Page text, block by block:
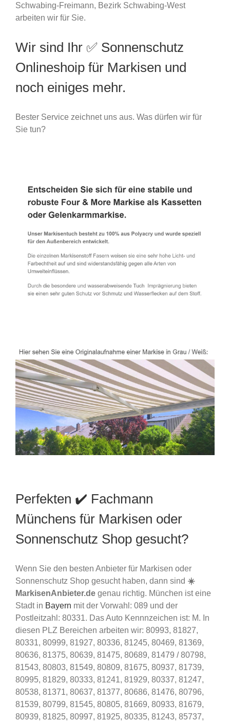
Schwabing-Freimann, Bezirk Schwabing-West
arbeiten wir für Sie.
Wir sind Ihr ✅ Sonnenschutz
Onlineshoip für Markisen und
noch einiges mehr.
Bester Service zeichnet uns aus. Was dürfen wir für
Sie tun?
Perfekten ✔️ Fachmann
Münchens für Markisen oder
Sonnenschutz Shop gesucht?
Wenn Sie den besten Anbieter für Markisen oder
Sonnenschutz Shop gesucht haben, dann sind ☀️
MarkisenAnbieter.de genau richtig. München ist eine
Stadt in Bayern mit der Vorwahl: 089 und der
Postleitzahl: 80331. Das Auto Kennnzeichen ist: M. In
diesen PLZ Bereichen arbeiten wir: 80993, 81827,
80331, 80999, 81927, 80336, 81245, 80469, 81369,
80636, 81375, 80639, 81475, 80689, 81479 / 80798,
81543, 80803, 81549, 80809, 81675, 80937, 81739,
80995, 81829, 80333, 81241, 81929, 80337, 81247,
80538, 81371, 80637, 81377, 80686, 81476, 80796,
81539, 80799, 81545, 80805, 81669, 80933, 81679,
80939, 81825, 80997, 81925, 80335, 81243, 85737,